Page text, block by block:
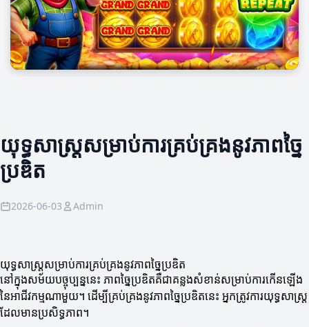
យុទ្ធសាស្ត្រ​សម្រាប់​ការ​គ្រប់គ្រង​នូវភាពច្នៃ
ប្រឌិត
2026-06-03 Admin
យុទ្ធសាស្ត្រ​សម្រាប់​ការ​គ្រប់គ្រង​នូវភាពច្នៃប្រឌិត
នៅក្នុងសម័យបច្ចុប្បន្ននេះ ភាពច្នៃប្រឌិតគឺជាគន្លងសំខាន់សម្រាប់ការកើនឡើង
នៃអាជីវកម្មណាមួយ។ ដើម្បីគ្រប់គ្រងនូវភាពច្នៃប្រឌិតនេះ អ្នកត្រូវការយុទ្ធសាស្ត្រ​
ដែលមានប្រសិទ្ធភាព។